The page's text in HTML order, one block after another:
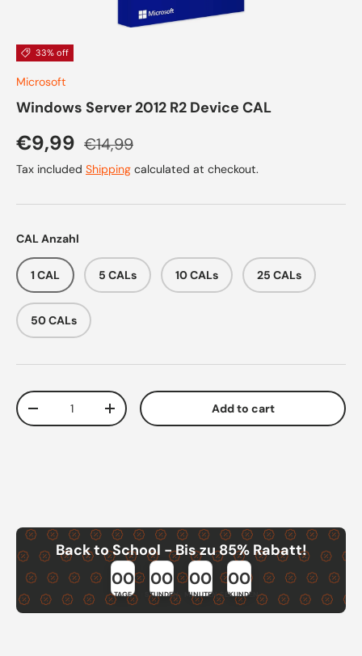
33% off
Microsoft
Windows Server 2012 R2 Device CAL
Sale price
€9,99 Regular price
€14,99
Tax included Shipping calculated at checkout.
CAL Anzahl
1 CAL 5 CALs 10 CALs 25 CALs
50 CALs
Qty
Decrease quantityIncrease quantity Add to cart
Back to School - Bis zu 85% Rabatt!
00
TAGE
00
STUNDEN
00
MINUTEN
00
SEKUNDEN